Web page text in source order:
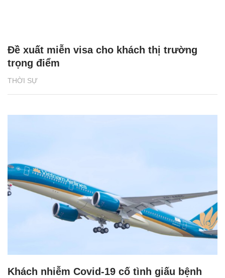
THỜI SỰ
Đề xuất miễn visa cho khách thị trường
trọng điểm
Khách nhiễm Covid-19 cố tình giấu bệnh